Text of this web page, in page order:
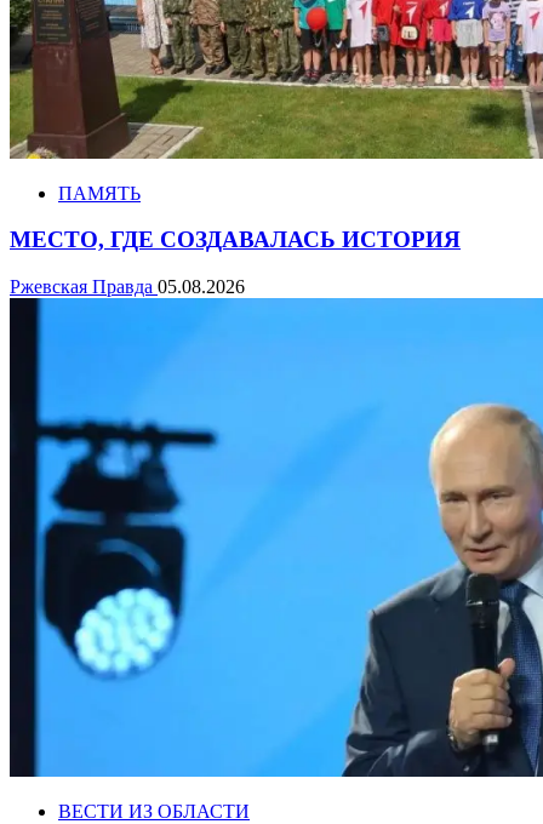
ПАМЯТЬ
МЕСТО, ГДЕ СОЗДАВАЛАСЬ ИСТОРИЯ
Ржевская Правда 05.08.2026
ВЕСТИ ИЗ ОБЛАСТИ